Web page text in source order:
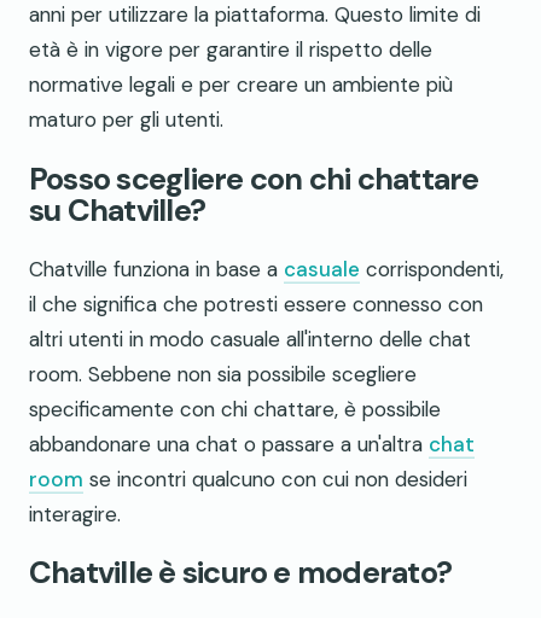
anni per utilizzare la piattaforma. Questo limite di
età è in vigore per garantire il rispetto delle
normative legali e per creare un ambiente più
maturo per gli utenti.
Posso scegliere con chi chattare
su Chatville?
Chatville funziona in base a casuale corrispondenti,
il che significa che potresti essere connesso con
altri utenti in modo casuale all'interno delle chat
room. Sebbene non sia possibile scegliere
specificamente con chi chattare, è possibile
abbandonare una chat o passare a un'altra chat
room se incontri qualcuno con cui non desideri
interagire.
Chatville è sicuro e moderato?